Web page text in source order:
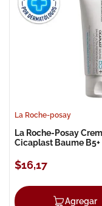
La Roche-posay
La Roche-Posay
Cicaplast Baume B5+
$16,17
Agregar